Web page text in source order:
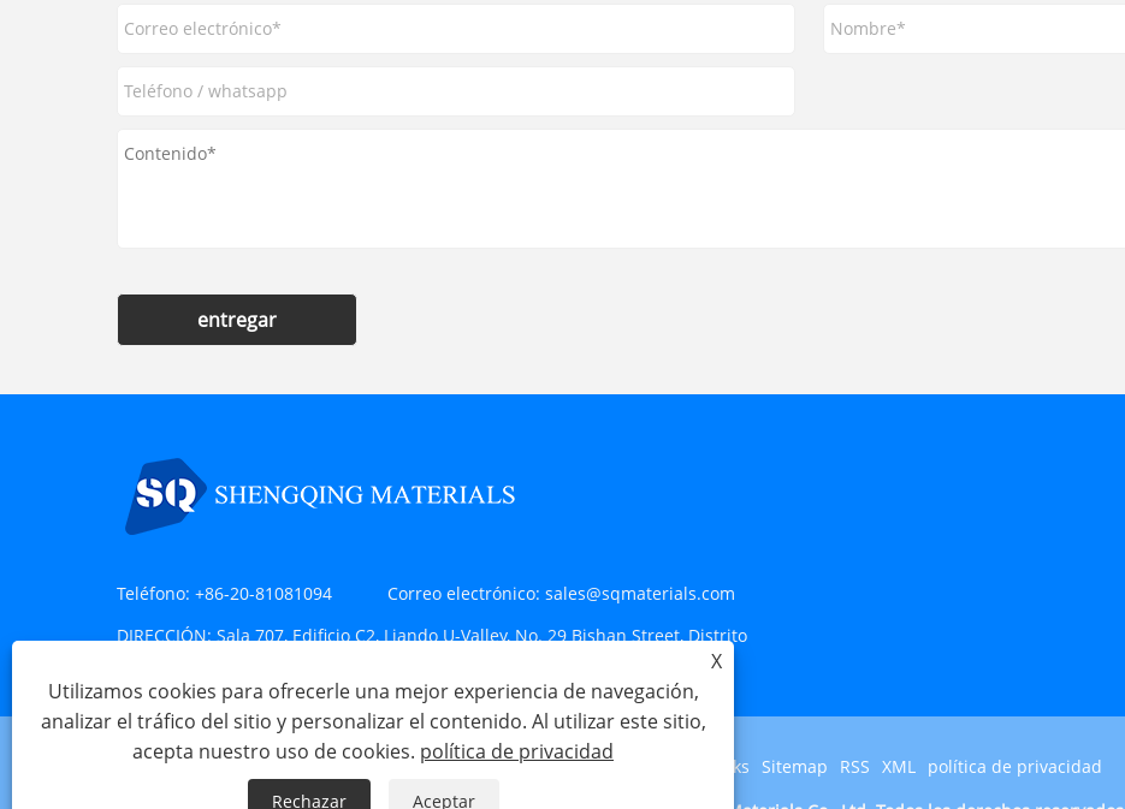
entregar
Teléfono: +86-20-81081094 Correo electrónico: sales@sqmaterials.com
DIRECCIÓN: Sala 707, Edificio C2, Liando U-Valley, No. 29 Bishan Street, Distrito
Links Sitemap RSS XML
política de privacidad
X
Utilizamos cookies para ofrecerle una mejor experiencia de navegación,
analizar el tráfico del sitio y personalizar el contenido. Al utilizar este sitio,
acepta nuestro uso de cookies. política de privacidad
Rechazar Aceptar